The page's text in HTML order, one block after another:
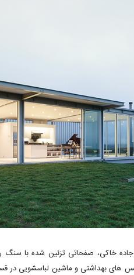
خاکی، صفحاتی تزئین شده با
های بهداشتی و ماشین لباسشویی در